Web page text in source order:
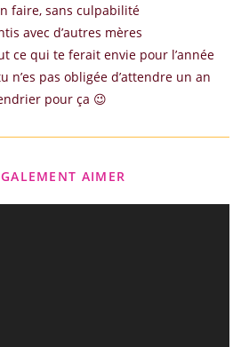
faire, sans culpabilité
avec d’autres mères
ce qui te ferait envie pour l’année
n’es pas obligée d’attendre un an
pour ça 😉
AIMER